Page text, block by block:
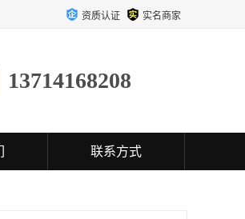
资质认证 实名商家
13714168208
联系方式